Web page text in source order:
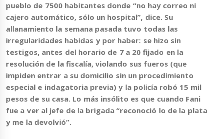
pueblo de 7500 habitantes donde “no hay correo ni
cajero automático, sólo un hospital”, dice. Su
allanamiento la semana pasada tuvo todas las
irregularidades habidas y por haber: se hizo sin
testigos, antes del horario de 7 a 20 fijado en la
resolución de la fiscalía,violando sus fueros (que
impiden entrar a su domicilio sin un procedimiento
especial e indagatoria previa) y la policía robó 15 mil
pesos de su casa. Lo más insólito es que cuando Fani
fue a ver al jefe de la brigada “reconoció lo de la plata
y me la devolvió”.